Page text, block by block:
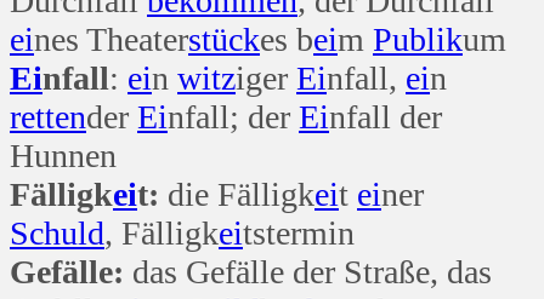
eines Theaterstückes beim Publikum
Einfall: ein witziger Einfall, ein
rettender Einfall; der Einfall der
Hunnen
Fälligkeit: die Fälligkeit einer
Schuld, Fälligkeitstermin
Gefälle: das Gefälle der Straße, das